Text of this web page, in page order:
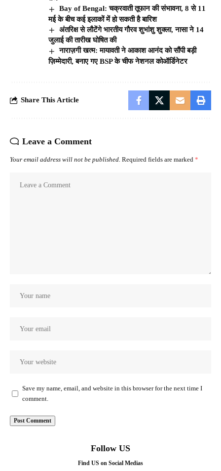
Bay of Bengal: चक्रवाती तूफान की संभावना, 8 से 11
मई के बीच कई इलाकों में हो सकती है बारिश
अंतरिक्ष से लौटेंगे भारतीय गौरव शुभांशु शुक्ला, नासा ने 14
जुलाई की तारीख घोषित की
नाराज़गी खत्म: मायावती ने आकाश आनंद को सौंपी बड़ी
ज़िम्मेदारी, बनाए गए BSP के चीफ नेशनल कोऑर्डिनेटर
Share This Article
Leave a Comment
Your email address will not be published. Required fields are marked *
Save my name, email, and website in this browser for the next time I
comment.
Follow US
Find US on Social Medias